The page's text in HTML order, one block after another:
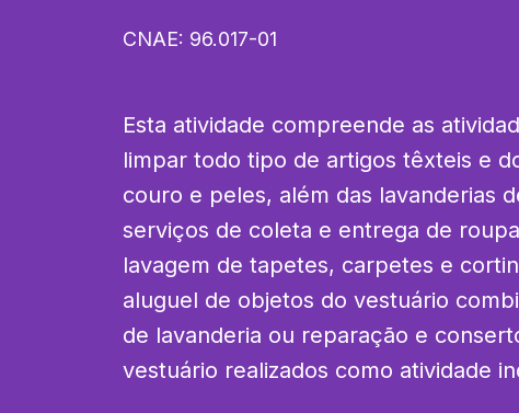
CNAE: 96.017-01
Esta atividade compreende as
limpar todo tipo de artigos têxteis e
couro e peles, além das lavanderias
serviços de coleta e entrega de
lavagem de tapetes, carpetes e
aluguel de objetos do vestuário
de lavanderia ou reparação e
vestuário realizados como atividade